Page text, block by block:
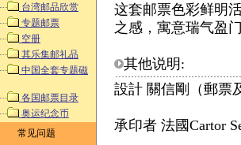
台湾邮品欣赏
专题邮票
空册
其乐集邮礼品
中国全套专题磁
各国邮票目录
奥运纪念币
常见问题
这套邮票色彩鲜明
之感，寓意瑞气盈
其他说明:
設計 關信剛（郵票
承印者 法國Cartor